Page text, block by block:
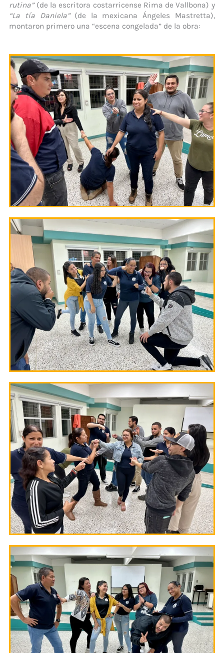
rutina”(de la escritora costarricense Rima de Vallbona) y
“La tía Daniela”(de la mexicana Ángeles Mastretta),
montaron primero una “escena congelada” de la obra: